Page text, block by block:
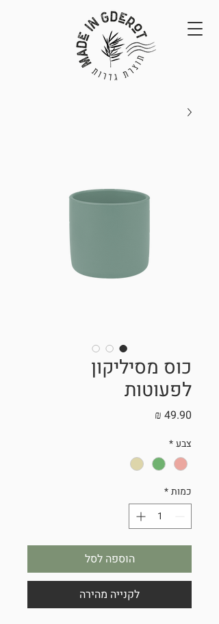
כוס מסיליקון
לפעוטות
צבע*
כמות*
הוספה לסל
לקנייה מהירה